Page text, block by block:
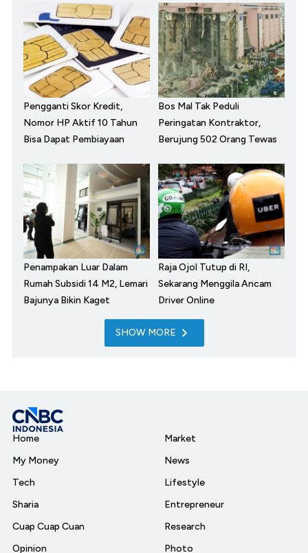
Pengganti Skor Kredit,
Nomor HP Aktif 10 Tahun
Bisa Dapat Pembiayaan
Bos Mal Tak Peduli
Peringatan Kontraktor,
Berujung 502 Orang Tewas
Penampakan Luar Dalam
Rumah Subsidi 14 M2, Lemari
Bajunya Bikin Kaget
Raja Ojol Tutup di RI,
Sekarang Menggila Ancam
Driver Online
SHOW MORE
Home
My Money
Tech
Sharia
Cuap Cuap Cuan
Opinion
Market
News
Lifestyle
Entrepreneur
Research
Photo